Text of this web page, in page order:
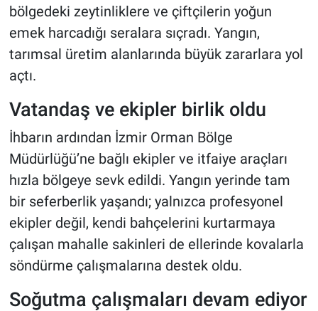
bölgedeki zeytinliklere ve çiftçilerin yoğun
emek harcadığı seralara sıçradı. Yangın,
tarımsal üretim alanlarında büyük zararlara yol
açtı.
Vatandaş ve ekipler birlik oldu
İhbarın ardından İzmir Orman Bölge
Müdürlüğü’ne bağlı ekipler ve itfaiye araçları
hızla bölgeye sevk edildi. Yangın yerinde tam
bir seferberlik yaşandı; yalnızca profesyonel
ekipler değil, kendi bahçelerini kurtarmaya
çalışan mahalle sakinleri de ellerinde kovalarla
söndürme çalışmalarına destek oldu.
Soğutma çalışmaları devam ediyor